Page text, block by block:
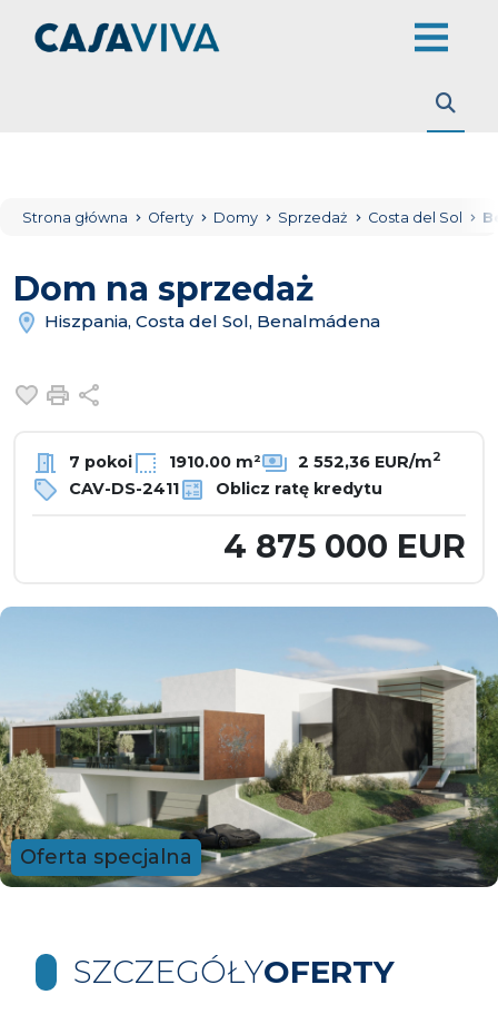
Strona główna Oferty Domy Sprzedaż Costa del Sol
Dom na sprzedaż
Hiszpania, Costa del Sol, Benalmádena
Dodaj do ulubionych
Drukuj
7 pokoi 1910.00 m² 2 552,36 EUR/m2
CAV-DS-2411 Oblicz ratę kredytu
4 875 000 EUR
Oferta specjalna
SZCZEGÓŁYOFERTY